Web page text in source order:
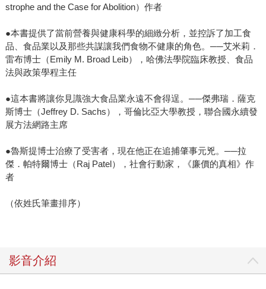
strophe and the Case for Abolition）作者
●本書提供了當前營養與健康科學的細緻分析，並控訴了加工食
品、食品業以及那些共謀讓我們食物不健康的角色。──艾米莉．
雷布博士（Emily M. Broad Leib），哈佛法學院臨床教授、食品
法與政策學程主任
●這本書將讓你見識強大食品業永遠不會得逞。──傑弗瑞．薩克
斯博士（Jeffrey D. Sachs），哥倫比亞大學教授，聯合國永續發
展方法網路主席
●魯斯提博士治療了受害者，現在他正在追捕肇事元兇。──拉
傑．帕特爾博士（Raj Patel），社會行動家，《廉價的真相》作
者
（依姓氏筆畫排序）
影音介紹